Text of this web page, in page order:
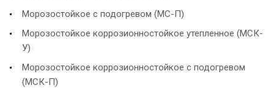
Морозостойкое с подогревом (МС-П)
Морозостойкое коррозионностойкое утепленное (МСК-
У)
Морозостойкое коррозионностойкое с подогревом
(МСК-П)